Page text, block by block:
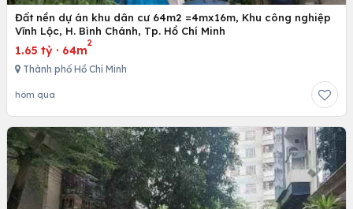
Đất nền dự án khu dân cư 64m2 =4mx16m, Khu công nghiệp
Vĩnh Lộc, H. Bình Chánh, Tp. Hồ Chí Minh
1.65 tỷ · 64m
2
Thành phố Hồ Chí Minh
hôm qua